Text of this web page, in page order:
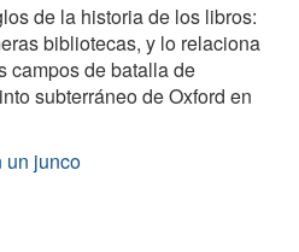
de la historia de los libros:
bibliotecas, y lo relaciona
campos de batalla de
subterráneo de Oxford en
un junco